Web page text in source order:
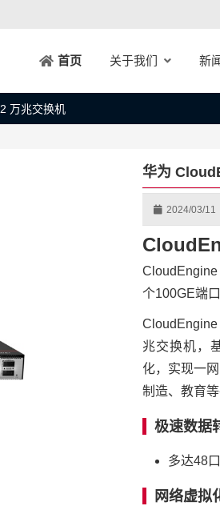
首页 关于我们 新
万兆交换机
华为
2024/03/11
个100GE端
兆交换机，
化，实现一
制造、教育
极速数据
多达48
网络虚拟